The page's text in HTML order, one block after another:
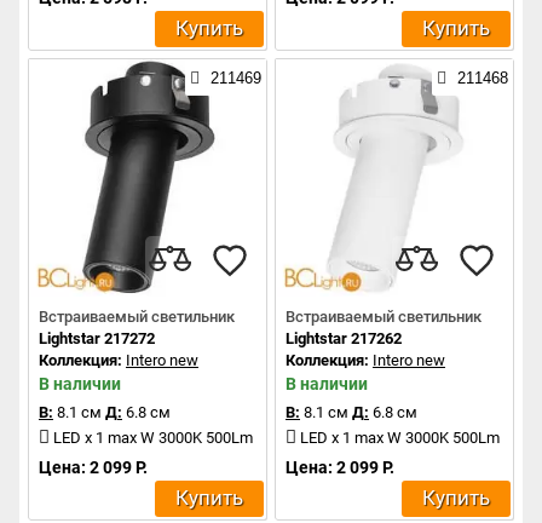
Купить Купить
211469
Встраиваемый светильник
Lightstar 217272
Коллекция: Intero new
В наличии
В: 8.1 см Д: 6.8 см
LED x 1 max W 3000K 500Lm
Цена: 2 099 Р.
Купить
211468
Встраиваемый светильник
Lightstar 217262
Коллекция: Intero new
В наличии
В: 8.1 см Д: 6.8 см
LED x 1 max W 3000K 500Lm
Цена: 2 099 Р.
Купить